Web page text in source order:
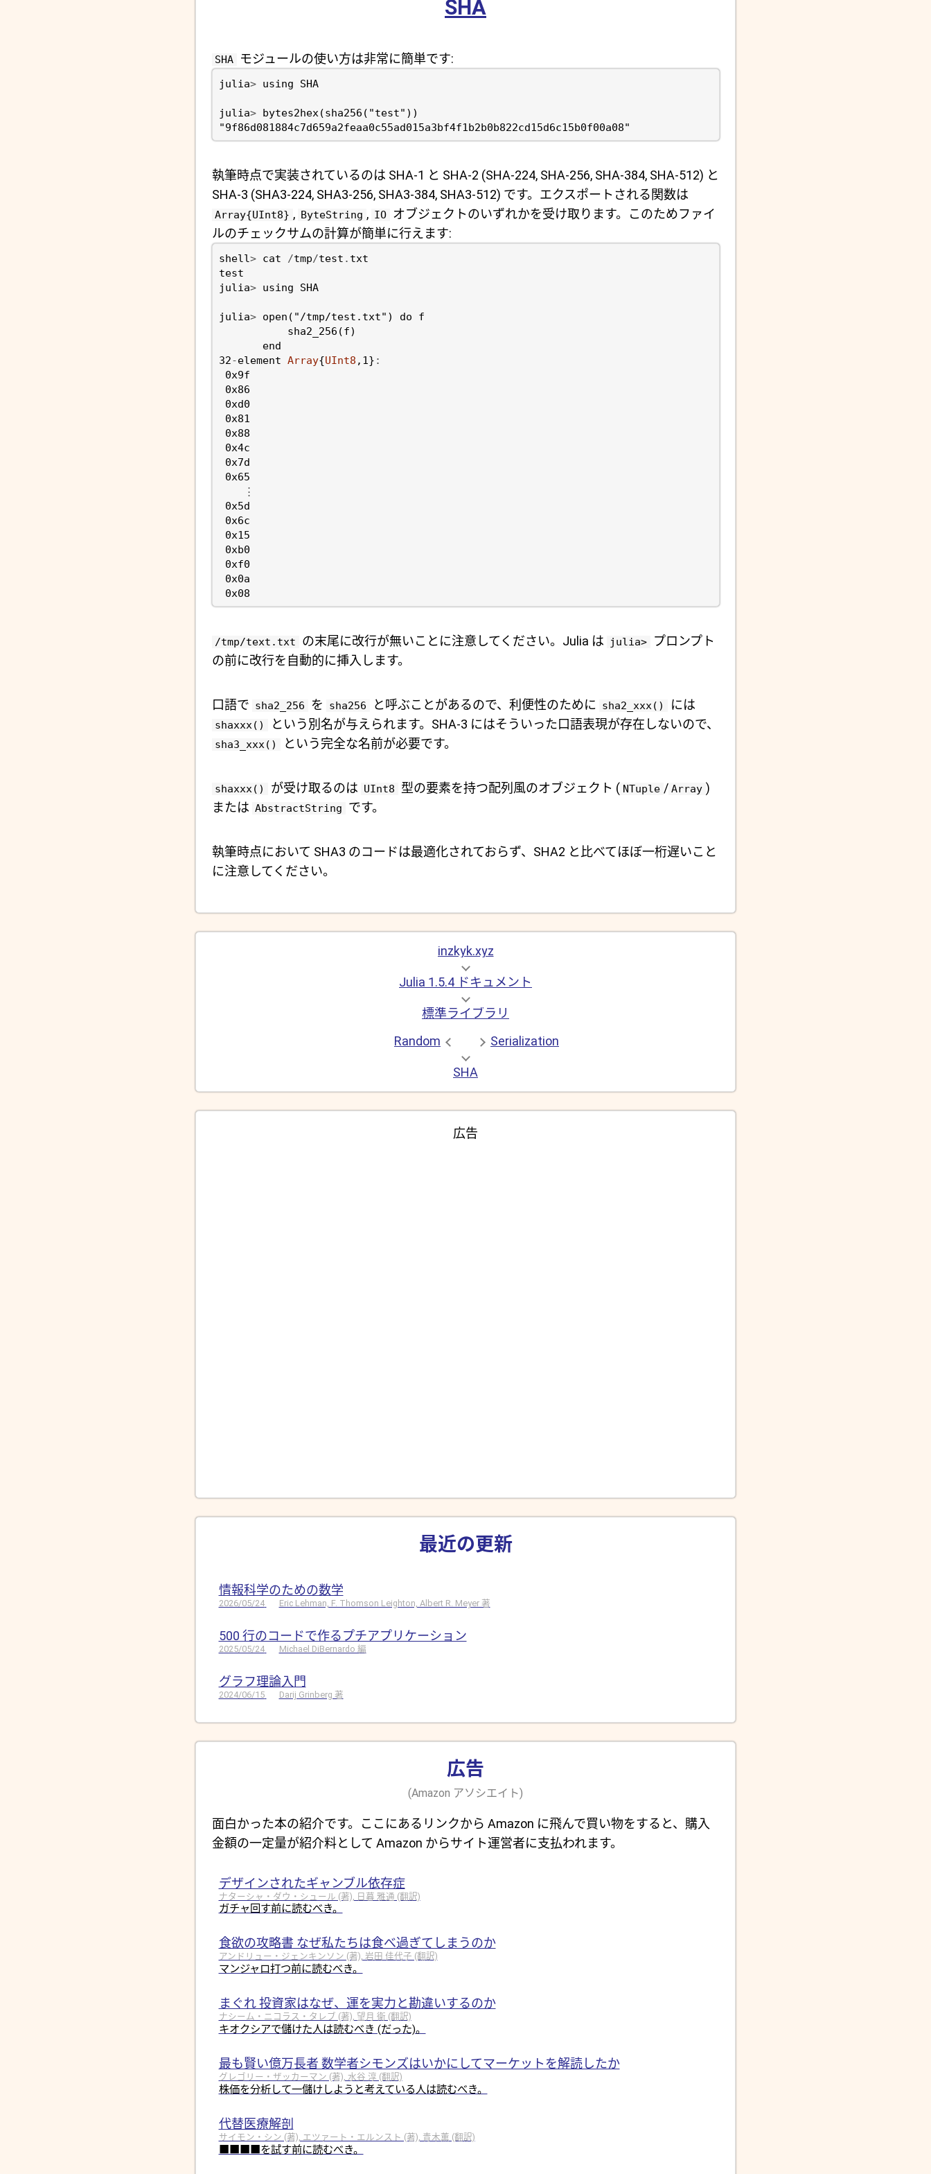
SHA
SHA モジュールの使い方は非常に簡単です:
julia> using SHA
julia> bytes2hex(sha256 ( "test" ))
"9f86d081884c7d659a2feaa0c55ad015a3bf4f1b2b0b822cd15d6c15b0f00a08"
執筆時点で実装されているのは SHA-1 と SHA-2 (SHA-224, SHA-256, SHA-384, SHA-512) と
SHA-3 (SHA3-224, SHA3-256, SHA3-384, SHA3-512) です。エクスポートされる関数は
Array{UInt8} , ByteString , IO オブジェクトのいずれかを受け取ります。このためファイ
ルのチェックサムの計算が簡単に行えます:
shell> cat /tmp/test . txt
test
julia> using SHA
julia> open ( "/tmp/test.txt" ) do
f
sha2_256 (f)
end
32-element Array{UInt8 , 1} :
0x9f
0x86
0xd0
0x81
0x88
0x4c
0x7d
0x65
⋮
0x5d
0x6c
0x15
0xb0
0xf0
0x0a
0x08
/tmp/text.txt の末尾に改行が無いことに注意してください。Julia は julia>
プロンプト
の前に改行を自動的に挿入します。
口語で sha2_256 を sha256 と呼ぶことがあるので、利便性のために sha2_xxx() には
shaxxx() という別名が与えられます。SHA-3 にはそういった口語表現が存在しないので、
sha3_xxx() という完全な名前が必要です。
shaxxx() が受け取るのは UInt8 型の要素を持つ配列風のオブジェクト ( NTuple / Array )
または AbstractString です。
執筆時点において SHA3 のコードは最適化されておらず、SHA2 と比べてほぼ一桁遅いこと
に注意してください。
inzkyk.xyz
Julia 1.5.4 ドキュメント
標準ライブラリ
Random
Serialization
SHA
広告
最近の更新
情報科学のための数学
2026/05/24 Eric Lehman, F. Thomson Leighton, Albert R. Meyer 著
500 行のコードで作るプチアプリケーション
2025/05/24 Michael DiBernardo 編
グラフ理論入門
2024/06/15 Darij Grinberg 著
広告
(Amazon アソシエイト)
面白かった本の紹介です。ここにあるリンクから Amazon に飛んで買い物をすると、購入
金額の一定量が紹介料として Amazon からサイト運営者に支払われます。
デザインされたギャンブル依存症
ナターシャ・ダウ・シュール (著), 日暮 雅通 (翻訳)
ガチャ回す前に読むべき。
食欲の攻略書 なぜ私たちは食べ過ぎてしまうのか
アンドリュー・ジェンキンソン (著), 岩田 佳代子 (翻訳)
マンジャロ打つ前に読むべき。
まぐれ 投資家はなぜ、運を実力と勘違いするのか
ナシーム・ニコラス・タレブ (著), 望月 衛 (翻訳)
キオクシアで儲けた人は読むべき (だった)。
最も賢い億万長者 数学者シモンズはいかにしてマーケットを解読したか
グレゴリー・ザッカーマン (著), 水谷 淳 (翻訳)
株価を分析して一儲けしようと考えている人は読むべき。
代替医療解剖
サイモン・シン (著), エツァート・エルンスト (著), 青木薫 (翻訳)
■■■■を試す前に読むべき。